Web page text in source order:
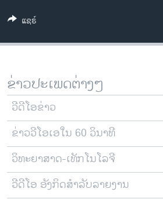
ພາສາອັງກິດ
ລາຍການກະຈາຍສຽງ
ລາຍງານ
ຕິດຕາມພວກເຮົາ ທີ່
ພາສາຕ່າງໆ
ແຊຣ໌
ຂ່າວປະເພດຕ່າງໆ
ວີດີໂອຂ່າວ
ຂ່າວວີໂອເອໃນ 60 ວິນາທີ
ວິທະຍາສາດ-ເທັກໂນໂລຈີ
ວີດີໂອ ອັງກິດສຳລັບລາຍງານ